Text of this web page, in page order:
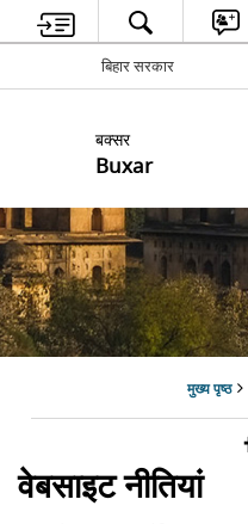
बिहार सरकार
बक्सर
Buxar
मुख्य पृष्ठ
वेबसाइट नीतियां